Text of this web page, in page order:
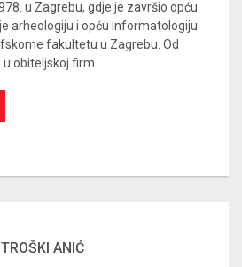
u Zagrebu, gdje je završio opću
arheologiju i opću informatologiju
fakultetu u Zagrebu. Od
obiteljskoj firm...
ANIĆ